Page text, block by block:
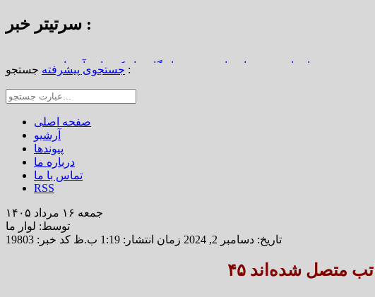
سرتیتر خبر :
استاد محمد نواب‌زاده، چهره ماندگار دیار کریمان، آسمانی شد
بخش بزرگی از املاک/ ضرورت تجدیدنظر در ضوابط احراز تصرفات مالکانه
در بزرگ‌ترین خانه خشتی جهان / سوگواره ملی چشمه‌سار در رفسنجان
جستجوی پیشرفته جستجو :
صفحه اصلی
آرشیو
پیوندها
درباره ما
تماس با ما
RSS
جمعه ۱۶ مرداد ۱۴۰۵
توسط: لوار ما
تاریخ: دسامبر 2, 2024 زمان انتشار: 1:19 ب.ظ
کد خبر: 19803
متصل شده‌اند